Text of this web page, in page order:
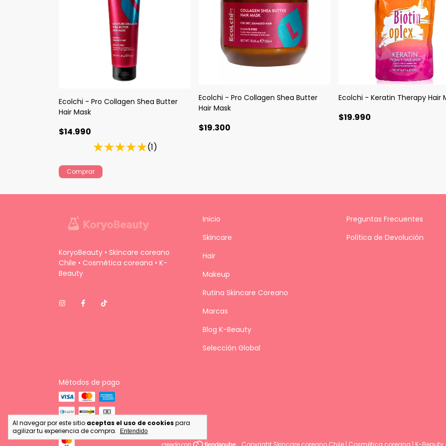
Al navegar por este sitio aceptas el uso de cookiespara
agilizar tu experiencia de compra.
Entendido
Ecolchi - Pro Collagen Shea Butter
Hair Mask
$14.990
(1)
Ecolchi - Pro Collagen Shea Butter
Hair Mask
$19.300
Ecolchi - Keratin Therapy Hair
$19.990
KoryoBeauty • Skincare coreano
Chile • Cosmética coreana • K-
Beauty
Inicio
Skincare
Hair
Makeup
Rutina Skincare Coreano
Marcas
Blog K-Beauty
Selección Global
Preguntas Frecuentes
Política de Devolución
Métodos de pago
Copyright Skincare coreano Chile | Cosmética coreana | K-